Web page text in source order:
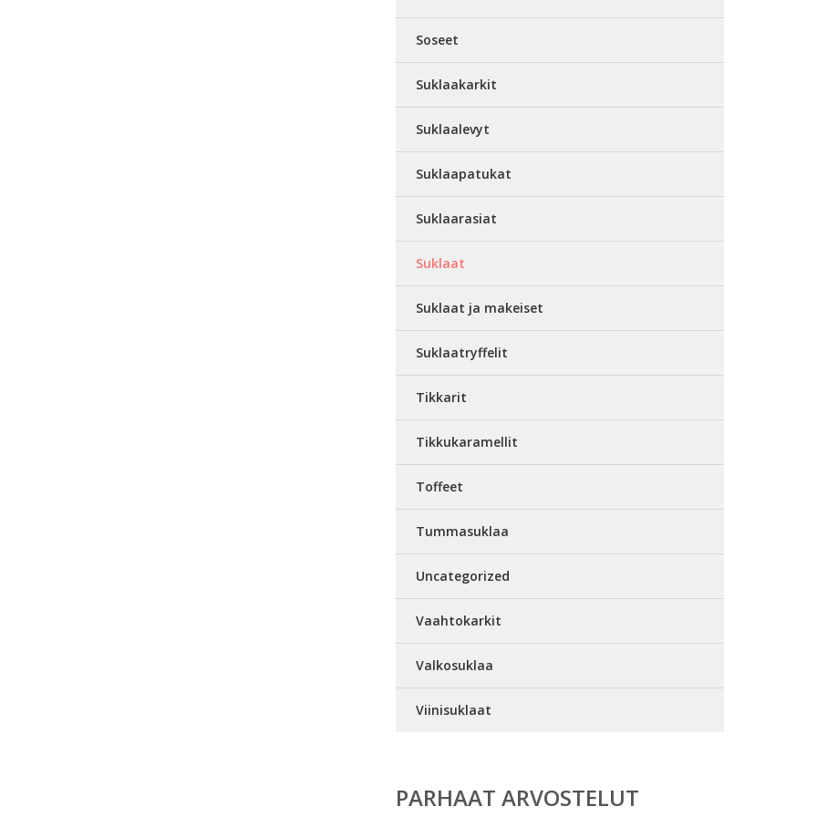
Soseet
Suklaakarkit
Suklaalevyt
Suklaapatukat
Suklaarasiat
Suklaat
Suklaat ja makeiset
Suklaatryffelit
Tikkarit
Tikkukaramellit
Toffeet
Tummasuklaa
Uncategorized
Vaahtokarkit
Valkosuklaa
Viinisuklaat
PARHAAT ARVOSTELUT